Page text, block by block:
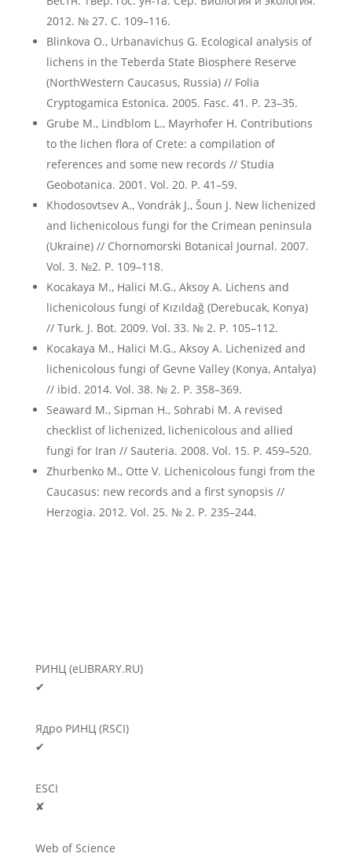
2012. № 27. С. 109–116.
Blinkova O., Urbanavichus G. Ecological analysis of
lichens in the Teberda State Biosphere Reserve
(NorthWestern Caucasus, Russia) // Folia
Cryptogamica Estonica. 2005. Fasc. 41. P. 23–35.
Grube M., Lindblom L., Mayrhofer H. Contributions
to the lichen flora of Crete: a compilation of
references and some new records // Studia
Geobotanica. 2001. Vol. 20. P. 41–59.
Khodosovtsev A., Vondrák J., Šoun J. New lichenized
and lichenicolous fungi for the Crimean peninsula
(Ukraine) // Chornomorski Botanical Journal. 2007.
Vol. 3. №2. P. 109–118.
Kocakaya M., Halici M.G., Aksoy A. Lichens and
lichenicolous fungi of Kızıldağ (Derebucak, Konya)
// Turk. J. Bot. 2009. Vol. 33. № 2. P. 105–112.
Kocakaya M., Halici M.G., Aksoy A. Lichenized and
lichenicolous fungi of Gevne Valley (Konya, Antalya)
// ibid. 2014. Vol. 38. № 2. P. 358–369.
Seaward M., Sipman H., Sohrabi M. A revised
checklist of lichenized, lichenicolous and allied
fungi for Iran // Sauteria. 2008. Vol. 15. P. 459–520.
Zhurbenko M., Otte V. Lichenicolous fungi from the
Caucasus: new records and a first synopsis //
Herzogia. 2012. Vol. 25. № 2. P. 235–244.
РИНЦ (eLIBRARY.RU)
✔
Ядро РИНЦ (RSCI)
✔
ESCI
✘
Web of Science